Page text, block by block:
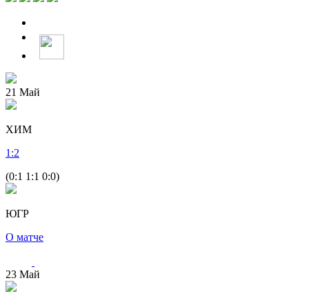
21 Май
ХИМ
1 :2
(0:1 1:1 0:0)
ЮГР
О матче
23 Май